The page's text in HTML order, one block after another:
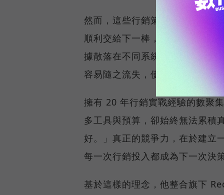
然而，這些行銷策略就如同接力
順利交給下一棒，口碑、廣告與
據散落在不同系統、跨部門協作
容易隨之流失，使企業難以將每
擁有 20 年行銷實戰經驗的數聚
多工具與預算，卻始終無法累積
好。」真正的競爭力，在於建立
每一次行銷投入都成為下一次決
基於這樣的理念，他整合旗下